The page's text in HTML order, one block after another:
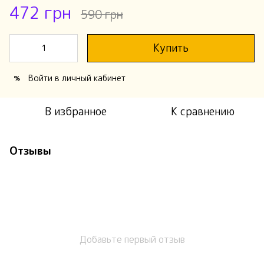
472 грн 590 грн
Купить
% Войти в личный кабинет
В избранное К сравнению
Отзывы
Добавьте первый отзыв